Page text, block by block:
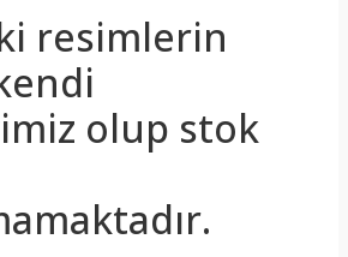
resimlerin
olup stok